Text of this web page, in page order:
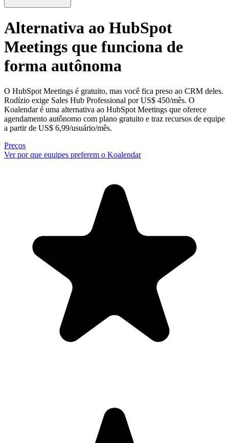
Alternativa ao HubSpot
Meetings que funciona de
forma autônoma
O HubSpot Meetings é gratuito, mas você fica preso ao CRM deles.
Rodízio exige Sales Hub Professional por US$ 450/mês. O
Koalendar é uma alternativa ao HubSpot Meetings que oferece
agendamento autônomo com plano gratuito e traz recursos de equipe
a partir de US$ 6,99/usuário/mês.
Preços
Ver por que equipes preferem o Koalendar